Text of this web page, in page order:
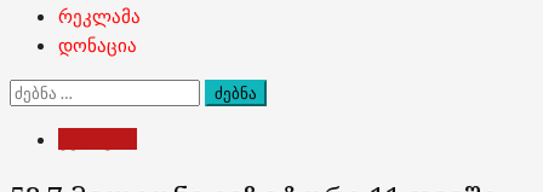
რეკლამა
დონაცია
ძებნა: